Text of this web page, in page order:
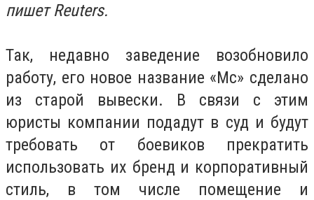
пишет Reuters.
Так, недавно заведение возобновило
работу, его новое название «Mc» сделано
из старой вывески. В связи с этим
юристы компании подадут в суд и будут
требовать от боевиков прекратить
использовать их бренд и корпоративный
стиль, в том числе помещение и